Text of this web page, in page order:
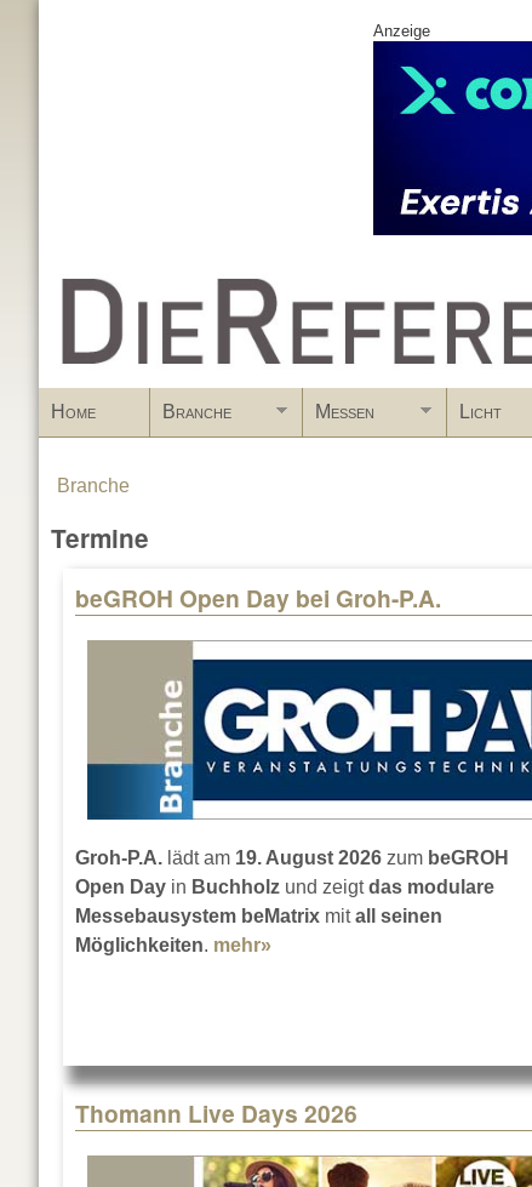
Anzeige
www.DieReferenz.de
Home Branche Messen Licht
You are here
Branche
Termine
beGROH Open Day bei Groh-P.A.
Groh-P.A. lädt am 19. August 2026 zum beGROH
Open Day in Buchholz und zeigtdas modulare
Messebausystem beMatrix mitall seinen
Möglichkeiten. mehr»
Thomann Live Days 2026
Pages